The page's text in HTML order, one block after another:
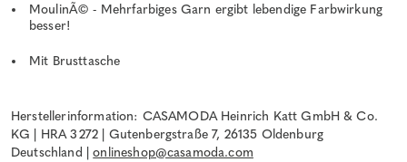
MoulinÃ© - Mehrfarbiges Garn ergibt lebendige Farbwirkung
besser!
Mit Brusttasche
Herstellerinformation: CASAMODA Heinrich Katt GmbH & Co.
KG | HRA 3272 | Gutenbergstraße 7, 26135 Oldenburg
Deutschland |onlineshop@casamoda.com